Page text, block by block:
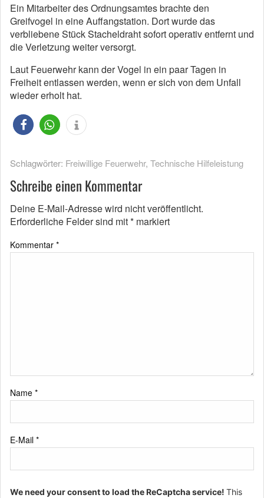
Ein Mitarbeiter des Ordnungsamtes brachte den
Greifvogel in eine Auffangstation. Dort wurde das
verbliebene Stück Stacheldraht sofort operativ entfernt und
die Verletzung weiter versorgt.
Laut Feuerwehr kann der Vogel in ein paar Tagen in
Freiheit entlassen werden, wenn er sich von dem Unfall
wieder erholt hat.
Schlagwörter: Freiwillige Feuerwehr, Technische Hilfeleistung
Schreibe einen Kommentar
Deine E-Mail-Adresse wird nicht veröffentlicht.
Erforderliche Felder sind mit* markiert
Kommentar *
Name *
E-Mail *
We need your consent to load the ReCaptcha service! This